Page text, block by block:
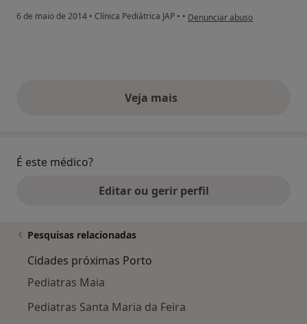
6 de maio de 2014 • Clínica Pediátrica JAP • • na opinião do utilizador usuário
Denunciar abuso
Veja maisopiniões acima
É este médico?
Editar ou gerir perfil
Pesquisas relacionadas
Cidades próximas Porto
Pediatras Maia
Pediatras Santa Maria da Feira